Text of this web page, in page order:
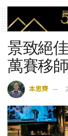
景致絕
萬賽移
本思齊